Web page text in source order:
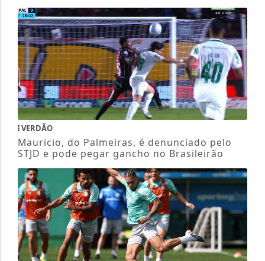
VERDÃO
Mauricio, do Palmeiras, é denunciado pelo
STJD e pode pegar gancho no Brasileirão